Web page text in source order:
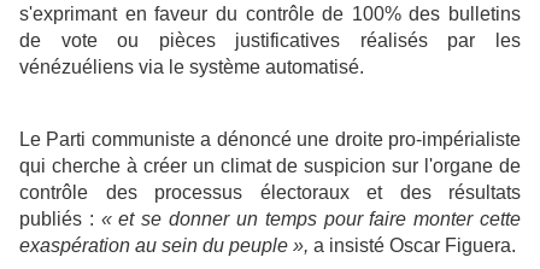
s'exprimant en faveur du contrôle de 100% des bulletins
de vote ou pièces justificatives réalisés par les
vénézuéliens via le système automatisé.
Le Parti communiste a dénoncé une droite pro-impérialiste
qui cherche à créer un climat de suspicion sur l'organe de
contrôle des processus électoraux et des résultats
publiés : « et se donner un temps pour faire monter cette
exaspération au sein du peuple », a insisté Oscar Figuera.